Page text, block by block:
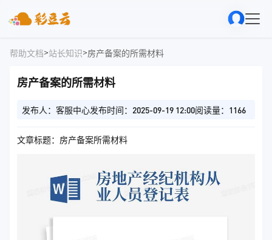
帮助文档>站长知识>房产备案的所需材料
房产备案的所需材料
发布人：客服中心发布时间：2025-09-19 12:00阅读量：1166
文章标题：房产备案所需材料